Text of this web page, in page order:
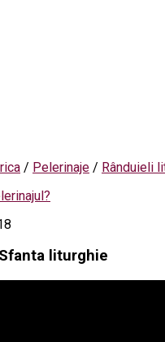
/ Pelerinaje / Rânduieli
liturghie